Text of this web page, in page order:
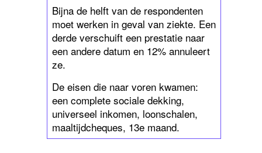
Bijna de helft van de respondenten
moet werken in geval van ziekte. Een
derde verschuift een prestatie naar
een andere datum en 12% annuleert
ze.
De eisen die naar voren kwamen:
een complete sociale dekking,
universeel inkomen, loonschalen,
maaltijdcheques, 13e maand.